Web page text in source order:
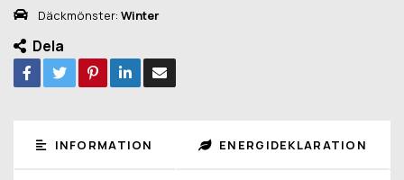
Däckmönster: Winter
Dela
INFORMATION ENERGIDEKLARATION